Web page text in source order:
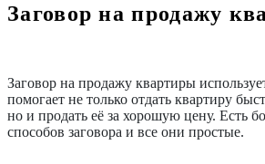
Заговор на продажу
Заговор на продажу квартиры
помогает не только отдать квартиру
но и продать её за хорошую цену. Есть
способов заговора и все они простые.